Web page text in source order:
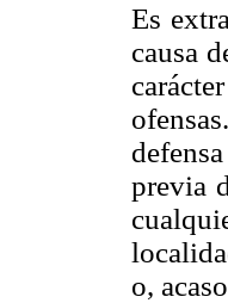
Es
causa
previa
o,